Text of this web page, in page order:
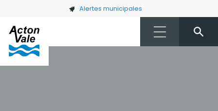
Skip to main content Alertes municipales